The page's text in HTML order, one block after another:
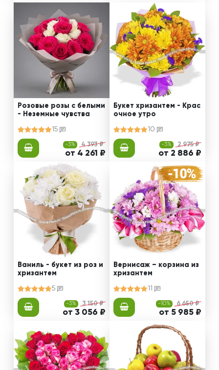
Розовые розы с белыми
- Неземные чувства
15
-3% 4 393 ₽
от 4 261 ₽
Букет хризантем - Крас
очное утро
10
-3% 2 975 ₽
от 2 886 ₽
Ваниль - букет из роз и
хризантем
5
-3% 3 150 ₽
от 3 056 ₽
Вернисаж – корзина из
хризантем
11
-10% 6 650 ₽
от 5 985 ₽